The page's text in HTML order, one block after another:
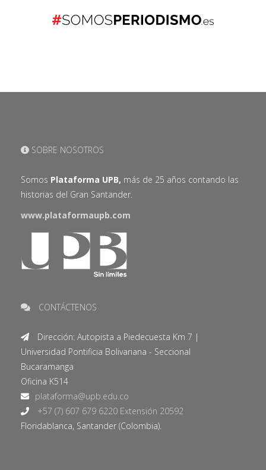
SOBRE NOSOTROS
Somos Plataforma UPB, más de 25 años contando las
historias del Gran Santander.
www.plataformaupb.com
CONTÁCTENOS
Dirección: Autopista a Piedecuesta Km 7 |
Universidad Pontificia Bolivariana - Seccional
Bucaramanga
Oficina K514
+57 (7) 607 679 6220 Extensión 20592
Floridablanca, Santander (Colombia).